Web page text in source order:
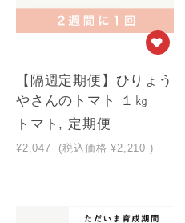
【隔週定期便】ひりょう
やさんのトマト １㎏
トマト, 定期便
¥2,047 (税込価格 ¥2,210 )